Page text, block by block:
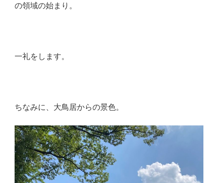
の領域の始まり。
一礼をします。
ちなみに、大鳥居からの景色。